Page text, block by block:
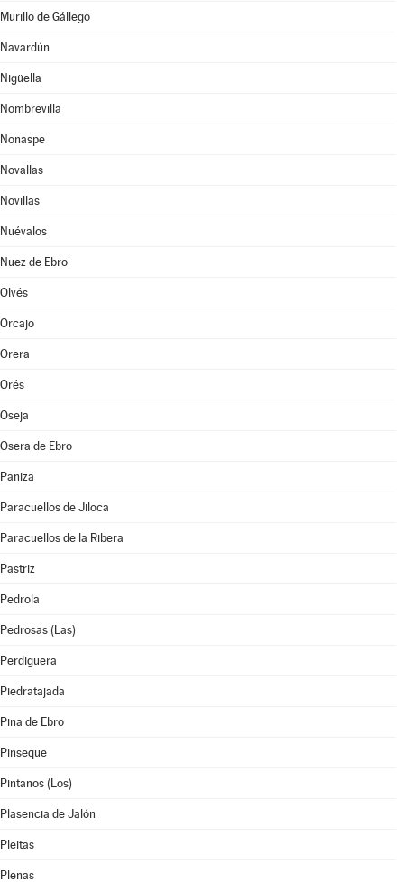
Murillo de Gállego
Navardún
Nigüella
Nombrevilla
Nonaspe
Novallas
Novillas
Nuévalos
Nuez de Ebro
Olvés
Orcajo
Orera
Orés
Oseja
Osera de Ebro
Paniza
Paracuellos de Jiloca
Paracuellos de la Ribera
Pastriz
Pedrola
Pedrosas (Las)
Perdiguera
Piedratajada
Pina de Ebro
Pinseque
Pintanos (Los)
Plasencia de Jalón
Pleitas
Plenas